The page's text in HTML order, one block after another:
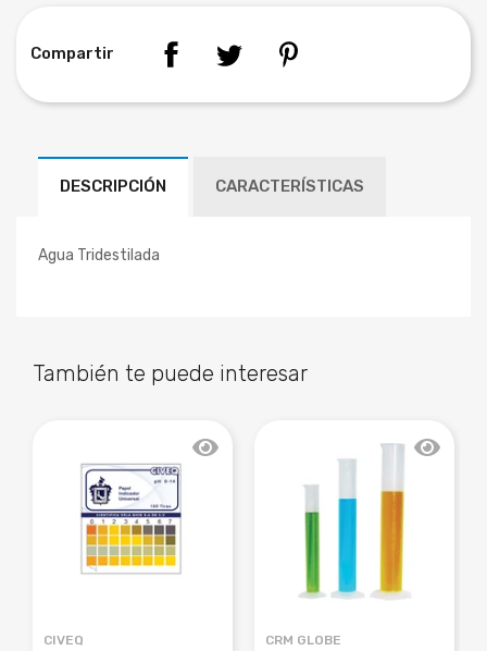
Compartir
DESCRIPCIÓN CARACTERÍSTICAS
Agua Tridestilada
También te puede interesar
CIVEQ CRM GLOBE